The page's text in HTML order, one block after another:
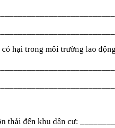
hại trong môi trường lao
thải đến khu dân cư: